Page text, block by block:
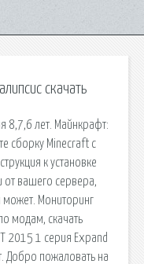
скачать
8,7,6 лет. Майнкрафт:
сборку Minecraft с
к установке
от вашего сервера,
Мониторинг
модам, скачать
2015 1 серия Expand
Добро пожаловать на